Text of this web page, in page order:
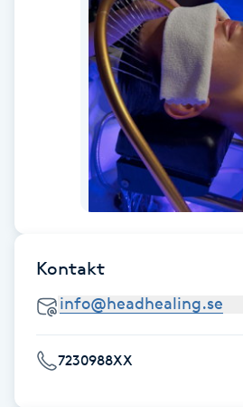
Fransborttagning
Fransförlängning
Fransförlängning Megavolym
Fransförlängning Volym
Kontakt
7230988XX